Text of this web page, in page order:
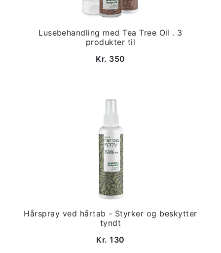
Lusebehandling med Tea Tree Oil . 3
produkter til
Kr. 350
Hårspray ved hårtab - Styrker og beskytter
tyndt
Kr. 130